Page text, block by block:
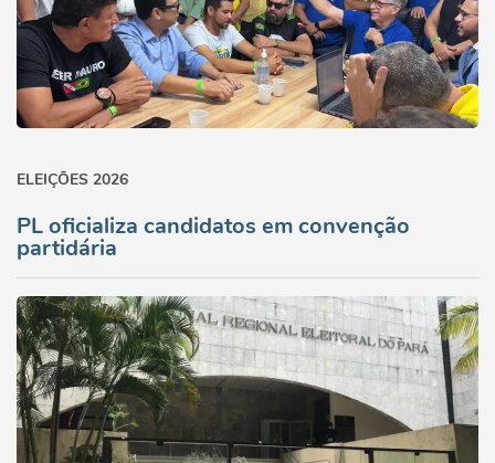
ELEIÇÕES 2026
PL oficializa candidatos em convenção
partidária